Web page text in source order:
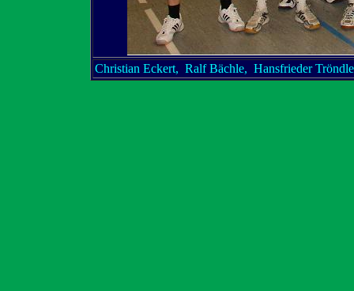
Christian Eckert, Ralf Bächle, Hansfrieder